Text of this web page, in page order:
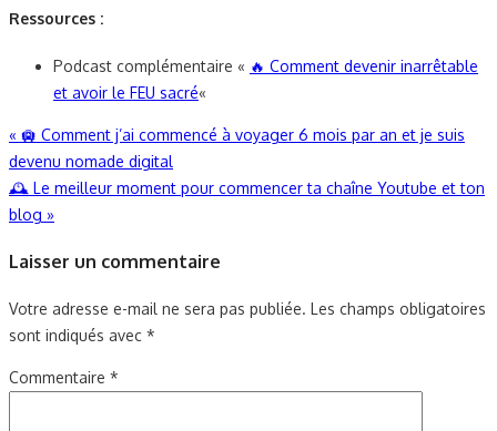
Ressources :
Podcast complémentaire « 🔥 Comment devenir inarrêtable
et avoir le FEU sacré«
Navigation
de
l’article
« 🛄 Comment j’ai commencé à voyager 6 mois par an et je suis
devenu nomade digital
🕰 Le meilleur moment pour commencer ta chaîne Youtube et ton
blog »
Laisser un commentaire
Votre adresse e-mail ne sera pas publiée. Les champs obligatoires
sont indiqués avec *
Commentaire *